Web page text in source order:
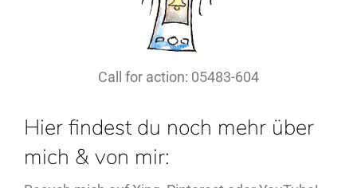
Call for action: 05483-604
Hier findest du noch mehr über
mich & von mir: